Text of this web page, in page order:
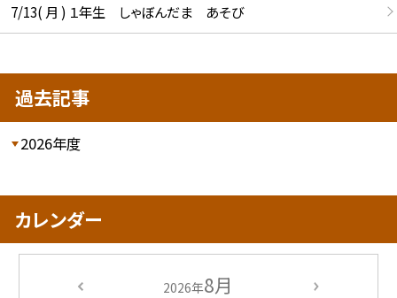
7/13( 月 ) １年生 しゃぼんだま あそび
過去記事
2026年度
カレンダー
2026年8月